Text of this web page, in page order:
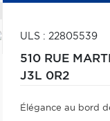
ULS : 22805539
510 RUE
J3L 0R2
Élégance au bord